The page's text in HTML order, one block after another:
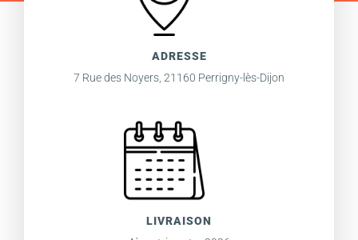
ADRESSE
7 Rue des Noyers, 21160 Perrigny-lès-Dijon
LIVRAISON